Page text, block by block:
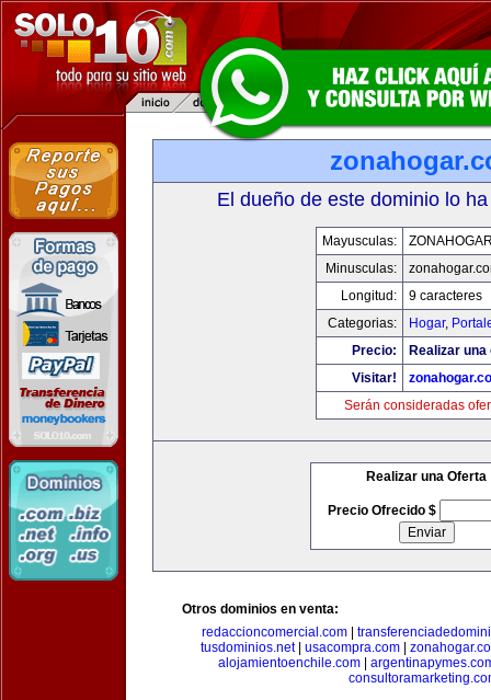
El dueño de este dominio lo
Mayusculas:
Minusculas:
Longitud:
9 caracteres
Categorias:
Hogar,
Precio:
Realizar
Visitar!
Serán consideradas
Realizar una Oferta
Precio Ofrecido $
Otros dominios en venta:
redaccioncomercial.com
tusdominios.net| usacompra.com|
alojamientoenchile.com